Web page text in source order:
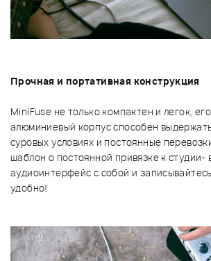
Прочная и портативная конструкция
MiniFuse не только компактен и легок,
алюминиевый корпус способен
суровых условиях и постоянные
шаблон о постоянной привязке к студии-
аудиоинтерфейс с собой и
удобно!